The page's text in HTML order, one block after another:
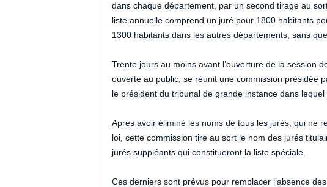
dans chaque département, par un second tirage au
liste annuelle comprend un juré pour 1800 habitants
1300 habitants dans les autres départements, sans
Trente jours au moins avant l’ouverture de la session
ouverte au public, se réunit une commission présidée
le président du tribunal de grande instance dans lequel
Après avoir éliminé les noms de tous les jurés, qui ne
loi, cette commission tire au sort le nom des jurés
jurés suppléants qui constitueront la liste spéciale.
Ces derniers sont prévus pour remplacer l’absence